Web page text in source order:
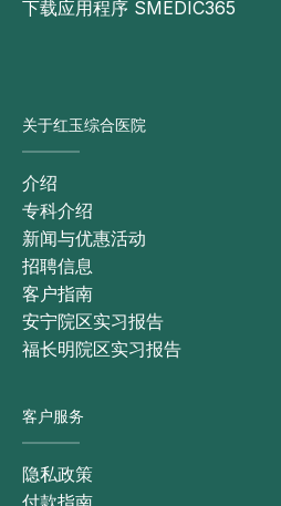
下载应用程序 SMEDIC365
介绍
专科介绍
新闻与优惠活动
招聘信息
客户指南
安宁院区实习报告
福长明院区实习报告
隐私政策